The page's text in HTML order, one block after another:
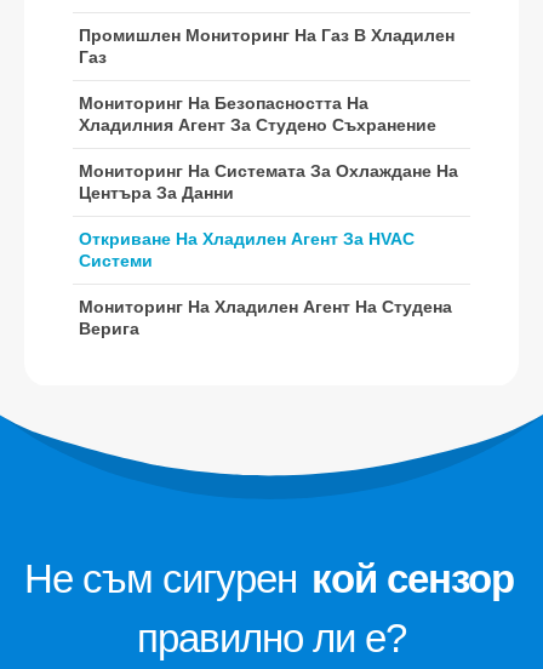
Промишлен Мониторинг На Газ В Хладилен
Газ
Мониторинг На Безопасността На
Хладилния Агент За Студено Съхранение
Мониторинг На Системата За Охлаждане На
Центъра За Данни
Откриване На Хладилен Агент За HVAC
Системи
Мониторинг На Хладилен Агент На Студена
Верига
Не съм сигурен кой сензор
правилно ли е?
R410 сензор
R454B сензор
Откриване на хладилен агент за
HVAC системи
Мониторинг на хладилен агент на
студена верига
охлаждане на центъра за данни
Мониторинг на безопасността на
Промишлен мониторинг на газ в
хладилен газ